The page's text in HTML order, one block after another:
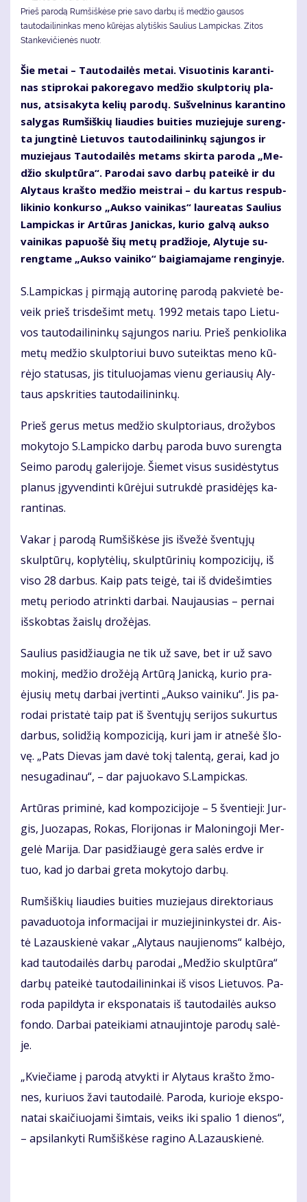
Prieš parodą Rumšiškėse prie savo darbų iš medžio gausos
tautodailininkas meno kūrėjas alytiškis Saulius Lampickas. Zitos
Stankevičienės nuotr.
Šie me­tai – Tau­to­dai­lės me­tai. Vi­suo­ti­nis ka­ran­ti­
nas stip­ro­kai pa­ko­re­ga­vo me­džio skulp­to­rių pla­
nus, at­si­sa­ky­ta ke­lių pa­ro­dų. Su­švel­ni­nus ka­ran­ti­no
sa­ly­gas Rum­šiš­kių liau­dies bui­ties mu­zie­ju­je su­reng­
ta jung­ti­nė Lie­tu­vos tau­to­dai­li­nin­kų są­jun­gos ir
mu­zie­jaus Tau­to­dai­lės me­tams skir­ta pa­ro­da „Me­
džio skulp­tū­ra“. Pa­ro­dai sa­vo dar­bų pa­tei­kė ir du
Aly­taus kraš­to me­džio meist­rai – du kar­tus res­pub­
li­ki­nio kon­kur­so „Auk­so vai­ni­kas“ lau­re­a­tas Sau­lius
Lam­pic­kas ir Ar­tū­ras Ja­nic­kas, ku­rio gal­vą auk­so
vai­ni­kas pa­puo­šė šių me­tų pra­džio­je, Aly­tu­je su­
reng­ta­me „Auk­so vai­ni­ko“ bai­gia­ma­ja­me ren­gi­ny­je.
S.Lam­pic­kas į pir­mą­ją au­to­ri­nę pa­ro­dą pa­kvie­tė be­
veik prieš tris­de­šimt me­tų. 1992 me­tais ta­po Lie­tu­
vos tau­to­dai­li­nin­kų są­jun­gos na­riu. Prieš pen­kio­li­ka
me­tų me­džio skulp­to­riui bu­vo su­teik­tas me­no kū­
rė­jo sta­tu­sas, jis ti­tu­luo­ja­mas vie­nu ge­riau­sių Aly­
taus ap­skri­ties tau­to­dai­li­nin­kų.
Prieš ge­rus me­tus me­džio skulp­to­riaus, dro­žy­bos
mo­ky­to­jo S.Lam­pic­ko dar­bų pa­ro­da bu­vo su­reng­ta
Sei­mo pa­ro­dų ga­le­ri­jo­je. Šie­met vi­sus su­si­dės­ty­tus
pla­nus įgy­ven­din­ti kū­rė­jui su­truk­dė pra­si­dė­jęs ka­
ran­ti­nas.
Va­kar į pa­ro­dą Rum­šiš­kė­se jis iš­ve­žė šven­tų­jų
skulp­tū­rų, kop­ly­tė­lių, skulp­tū­ri­nių kom­po­zi­ci­jų, iš
vi­so 28 dar­bus. Kaip pats tei­gė, tai iš dvi­de­šim­ties
me­tų pe­ri­odo at­rink­ti dar­bai. Nau­jau­sias – per­nai
iš­skob­tas žais­lų dro­žė­jas.
Sau­lius pa­si­džiau­gia ne tik už sa­ve, bet ir už sa­vo
mo­ki­nį, me­džio dro­žė­ją Ar­tū­rą Ja­nic­ką, ku­rio pra­
ėju­sių me­tų dar­bai įver­tin­ti „Auk­so vai­ni­ku“. Jis pa­
ro­dai pri­sta­tė taip pat iš šven­tų­jų se­ri­jos su­kur­tus
dar­bus, so­li­džią kom­po­zi­ci­ją, ku­ri jam ir at­ne­šė šlo­
vę. „Pats Die­vas jam da­vė to­kį ta­len­tą, ge­rai, kad jo
ne­su­ga­di­nau“, – dar pa­juo­ka­vo S.Lam­pic­kas.
Ar­tū­ras pri­mi­nė, kad kom­po­zi­ci­jo­je – 5 šven­tie­ji: Jur­
gis, Juo­za­pas, Ro­kas, Flo­ri­jo­nas ir Ma­lo­nin­go­ji Mer­
ge­lė Ma­ri­ja. Dar pa­si­džiau­gė ge­ra sa­lės erd­ve ir
tuo, kad jo dar­bai gre­ta mo­ky­to­jo dar­bų.
Rum­šiš­kių liau­dies bui­ties mu­zie­jaus di­rek­to­riaus
pa­va­duo­to­ja in­for­ma­ci­jai ir mu­zie­ji­nin­kys­tei dr. Ais­
tė La­zaus­kie­nė va­kar „Aly­taus nau­jie­noms“ kal­bė­jo,
kad tau­to­dai­lės dar­bų pa­ro­dai „Me­džio skulp­tū­ra“
dar­bų pa­tei­kė tau­to­dai­li­nin­kai iš vi­sos Lie­tu­vos. Pa­
ro­da pa­pil­dy­ta ir eks­po­na­tais iš tau­to­dai­lės auk­so
fon­do. Dar­bai pa­tei­kia­mi at­nau­jin­to­je pa­ro­dų sa­lė­
je.
„Kvie­čia­me į pa­ro­dą at­vyk­ti ir Aly­taus kraš­to žmo­
nes, ku­riuos ža­vi tau­to­dai­lė. Pa­ro­da, ku­rio­je eks­po­
na­tai skai­čiuo­ja­mi šim­tais, veiks iki spa­lio 1 die­nos“,
– ap­si­lan­ky­ti Rum­šiš­kė­se ra­gi­no A.La­zaus­kie­nė.